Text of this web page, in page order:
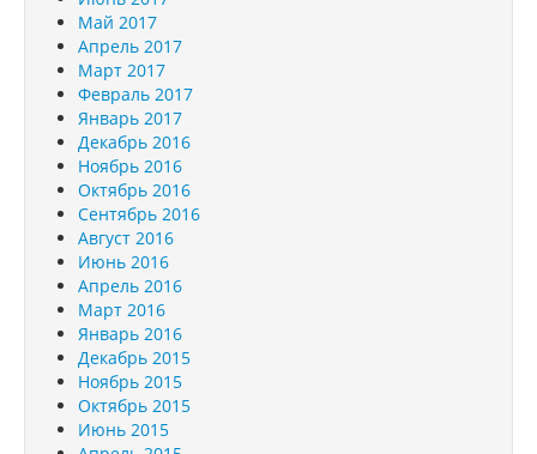
Май 2017
Апрель 2017
Март 2017
Февраль 2017
Январь 2017
Декабрь 2016
Ноябрь 2016
Октябрь 2016
Сентябрь 2016
Август 2016
Июнь 2016
Апрель 2016
Март 2016
Январь 2016
Декабрь 2015
Ноябрь 2015
Октябрь 2015
Июнь 2015